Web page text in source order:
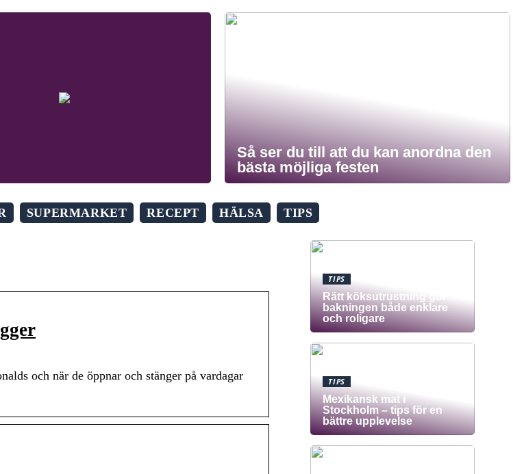
Så ser du till att du kan anordna den
bästa möjliga festen
SUPERMARKET RECEPT HÄLSA TIPS
och när de öppnar och stänger på vardagar
TIPS
Rätt köksutrustning gör
bakningen både enklare
och roligare
TIPS
Mexikansk mat i
Stockholm – tips för en
bättre upplevelse